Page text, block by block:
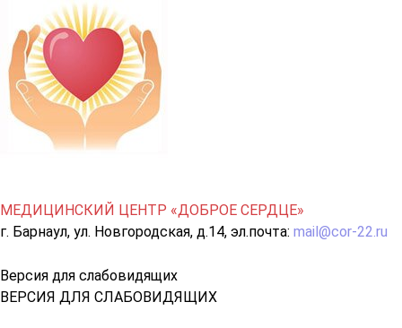
МЕДИЦИНСКИЙ ЦЕНТР «ДОБРОЕ СЕРДЦЕ»
г. Барнаул, ул. Новгородская, д.14, эл.почта: mail@cor-22.ru
Версия для слабовидящих
ВЕРСИЯ ДЛЯ СЛАБОВИДЯЩИХ